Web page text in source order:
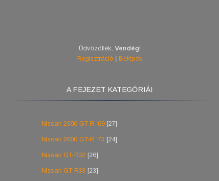
Üdvözöllek Vendég!
Regisztráció | Belépés
A FEJEZET KATEGÓRIÁI
Nissan 2000 GT-R '69 [27]
Nissan 2000 GT-R '73 [24]
Nissan GT-R32 [26]
Nissan GT-R33 [23]